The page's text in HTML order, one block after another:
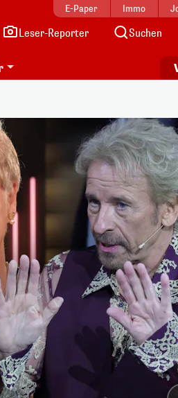
E-Paper Immo
Leser-Reporter Suchen